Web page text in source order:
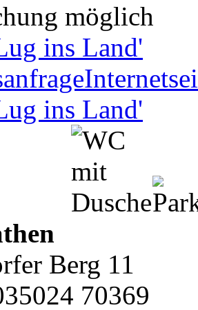
möglich
ins Land'
ins Land'
Berg 11
70369